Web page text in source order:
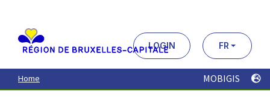
contenu
principal
LOGIN FR
Home MOBIGIS